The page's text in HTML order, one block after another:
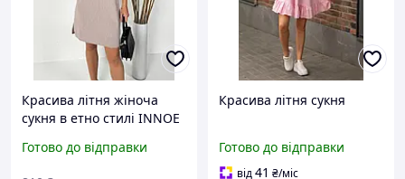
Красива літня жіноча
сукня в етно стилі INNOE
Готово до відправки
Красива літня сукня
Готово до відправки
від41 ₴/міс